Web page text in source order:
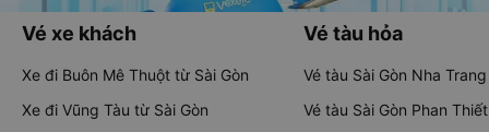
Vé xe khách
Xe đi Buôn Mê Thuột từ Sài Gòn
Xe đi Vũng Tàu từ Sài Gòn
Vé tàu hỏa
Vé tàu Sài Gòn Nha Trang
Vé tàu Sài Gòn Phan Thiết